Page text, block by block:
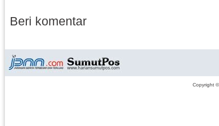
Beri komentar
Copyright